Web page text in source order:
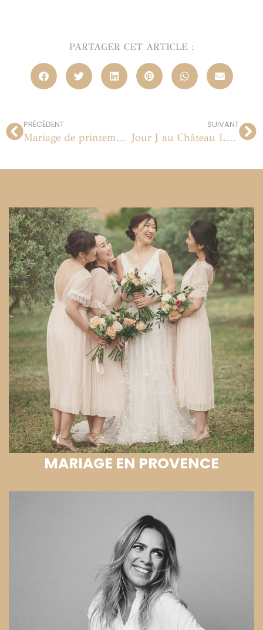
PARTAGER CET ARTICLE :
PRÉCÉDENT
Mariage de printemps au Pavillon de musique de la Comtesse du Barry
SUIVANT
Jour J au Château La Tour Vaucros en Provence
MARIAGE EN PROVENCE